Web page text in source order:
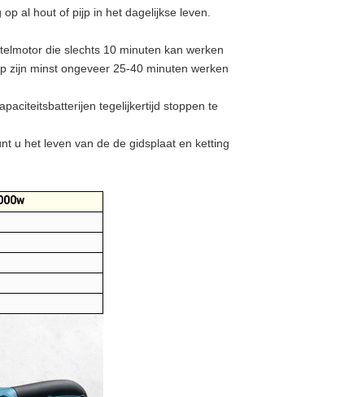
al hout of pijp in het dagelijkse leven.
die slechts 10 minuten kan werken
zijn minst ongeveer 25-40 minuten werken
tegelijkertijd stoppen te
u het leven van de de gidsplaat en ketting